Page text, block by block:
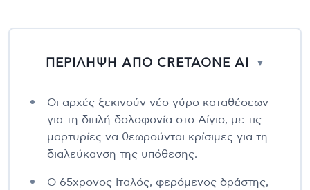
ΠΕΡΙΛΗΨΗ ΑΠΟ CRETAONE AI ▼
Οι αρχές ξεκινούν νέο γύρο καταθέσεων
για τη διπλή δολοφονία στο Αίγιο, με τις
μαρτυρίες να θεωρούνται κρίσιμες για τη
διαλεύκανση της υπόθεσης.
Ο 65χρονος Ιταλός, φερόμενος δράστης,